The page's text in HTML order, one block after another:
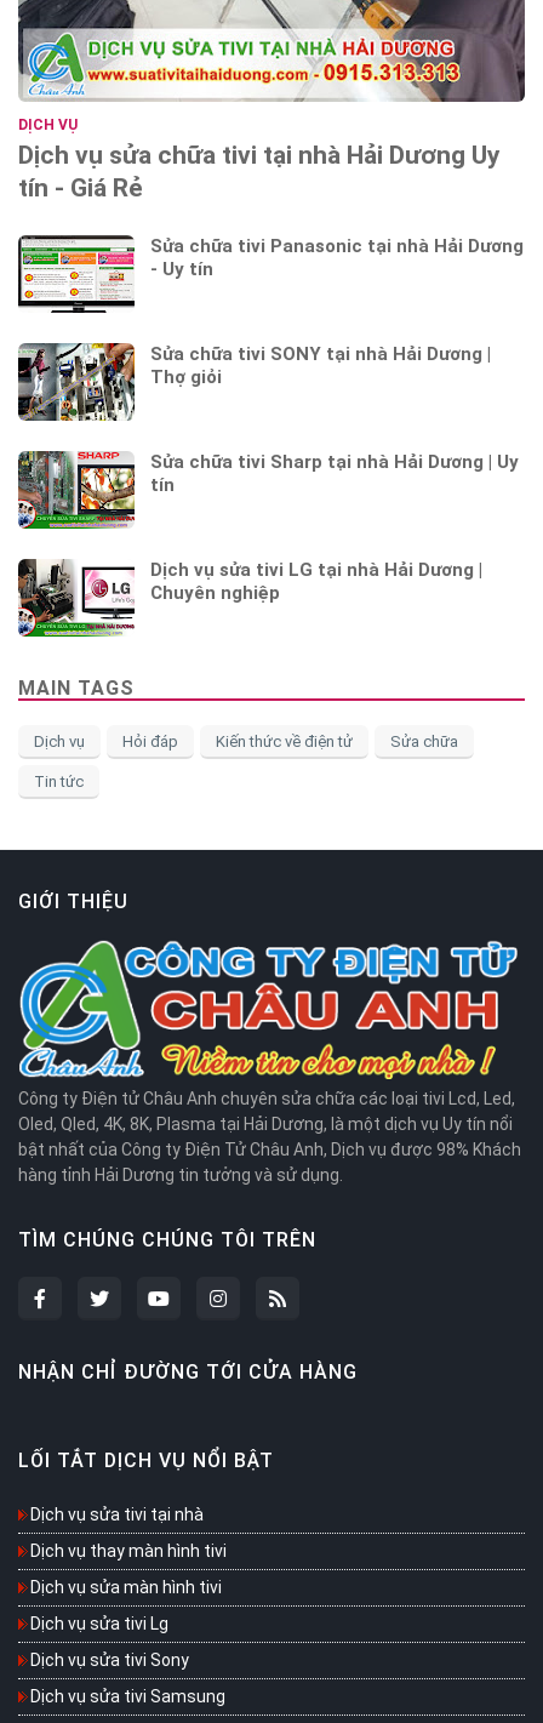
DỊCH VỤ
Dịch vụ sửa chữa tivi tại nhà Hải Dương Uy
tín - Giá Rẻ
Sửa chữa tivi Panasonic tại nhà Hải Dương
- Uy tín
Sửa chữa tivi SONY tại nhà Hải Dương |
Thợ giỏi
Sửa chữa tivi Sharp tại nhà Hải Dương | Uy
tín
Dịch vụ sửa tivi LG tại nhà Hải Dương |
Chuyên nghiệp
MAIN TAGS
Dịch vụ Hỏi đáp Kiến thức về điện tử Sửa chữa
Tin tức
GIỚI THIỆU
Công ty Điện tử Châu Anh chuyên sửa chữa các loại tivi Lcd, Led,
Oled, Qled, 4K, 8K, Plasma tại Hải Dương, là một dịch vụ Uy tín nổi
bật nhất của Công ty Điện Tử Châu Anh, Dịch vụ được 98% Khách
hàng tỉnh Hải Dương tin tưởng và sử dụng.
TÌM CHÚNG CHÚNG TÔI TRÊN
NHẬN CHỈ ĐƯỜNG TỚI CỬA HÀNG
LỐI TẮT DỊCH VỤ NỔI BẬT
Dịch vụ sửa tivi tại nhà
Dịch vụ thay màn hình tivi
Dịch vụ sửa màn hình tivi
Dịch vụ sửa tivi Lg
Dịch vụ sửa tivi Sony
Dịch vụ sửa tivi Samsung